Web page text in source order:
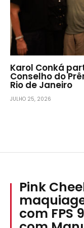
Karol Conká
Conselho do
Rio de Janeiro
JULHO 25, 2026
Pink
com FPS